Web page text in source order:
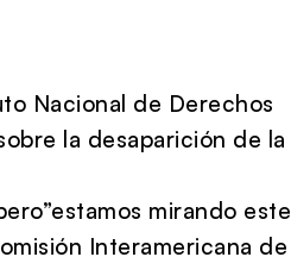
Nacional de Derechos
la desaparición de la
mirando este
Interamericana de